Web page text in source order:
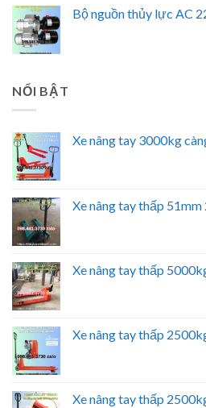
Bộ nguồn thủy lực AC
NỔI BẬT
Xe nâng tay 3000kg
Xe nâng tay thấp
Xe nâng tay thấp
Xe nâng tay thấp
Xe nâng tay thấp